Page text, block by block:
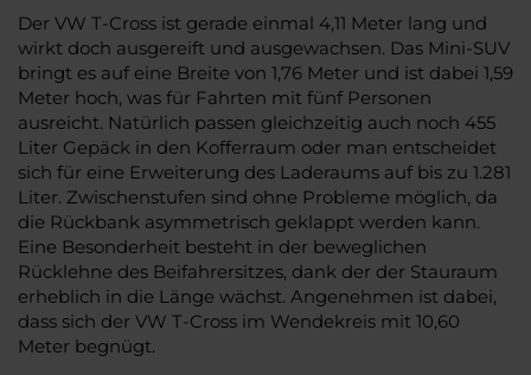
Der VW T-Cross ist gerade einmal 4,11 Meter lang und
wirkt doch ausgereift und ausgewachsen. Das Mini-SUV
bringt es auf eine Breite von 1,76 Meter und ist dabei 1,59
Meter hoch, was für Fahrten mit fünf Personen
ausreicht. Natürlich passen gleichzeitig auch noch 455
Liter Gepäck in den Kofferraum oder man entscheidet
sich für eine Erweiterung des Laderaums auf bis zu 1.281
Liter. Zwischenstufen sind ohne Probleme möglich, da
die Rückbank asymmetrisch geklappt werden kann.
Eine Besonderheit besteht in der beweglichen
Rücklehne des Beifahrersitzes, dank der der Stauraum
erheblich in die Länge wächst. Angenehmen ist dabei,
dass sich der VW T-Cross im Wendekreis mit 10,60
Meter begnügt.